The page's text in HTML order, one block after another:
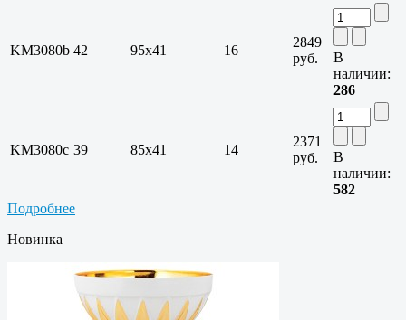
KM3080b 42 95х41 16
2849
руб.
В
наличии:
286
KM3080c 39 85х41 14
2371
руб.
В
наличии:
582
Подробнее
Новинка